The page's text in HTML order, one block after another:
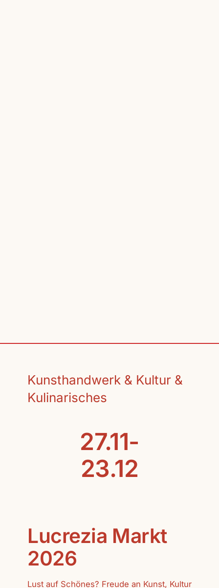
Kunsthandwerk & Kultur &
Kulinarisches
27.11-
23.12
Lucrezia Markt
2026
Lust auf Schönes? Freude an Kunst, Kultur